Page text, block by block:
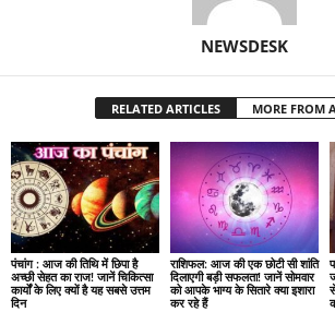
NEWSDESK
RELATED ARTICLES MORE FROM
पंचांग : आज की तिथि में छिपा है
अच्छी सेहत का राज! जानें चिकित्सा
कार्यों के लिए क्यों है यह सबसे उत्तम
दिन
राशिफल: आज की एक छोटी सी शांति
दिलाएगी बड़ी सफलता! जानें सोमवार
को आपके भाग्य के सितारे क्या इशारा
कर रहे हैं